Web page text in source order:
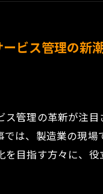
ビス管理の新
ス管理の革新が注
では、製造業の現
目指す方々に、役